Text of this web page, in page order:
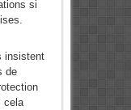
si
insistent
de
cela